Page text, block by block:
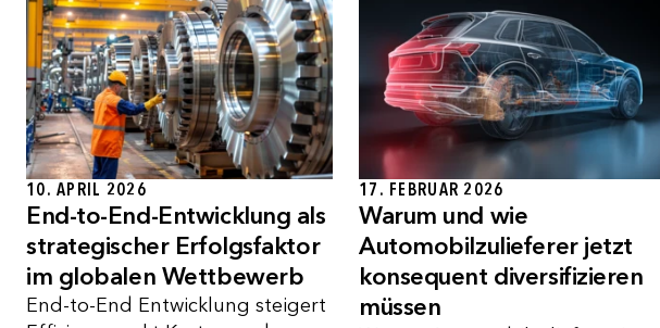
10. APRIL 2026
End-to-End-Entwicklung als
strategischer Erfolgsfaktor
im globalen Wettbewerb
End-to-End Entwicklung steigert
17. FEBRUAR 2026
Warum und wie
Automobilzulieferer jetzt
konsequent diversifizieren
müssen